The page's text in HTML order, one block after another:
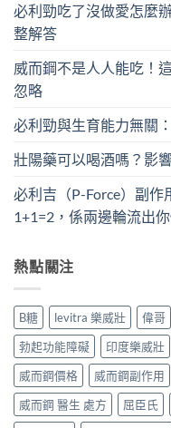
必利勁吃了沒做愛怎麼
整解答
威而鋼不是人人能吃！
忽略
必利勁與生育能力無關
壯陽藥可以喝酒嗎？影
必利吉（P-Force）副
1+1=2，係兩邊輪流出
熱點關注
B糖 levitra 樂威壯 偉哥
勃起功能障礙
印度樂威壯
威而鋼價格
威而鋼副作用
威而鋼 醫生 處方
屈臣氏